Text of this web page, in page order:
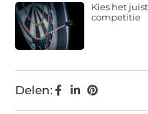
Delen:
Kies het
competitie